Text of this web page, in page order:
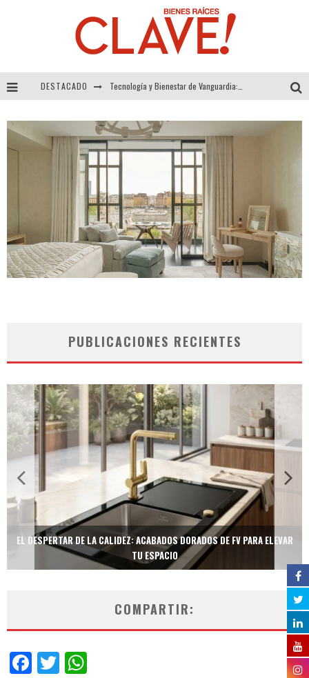
DESTACADO
PUBLICACIONES RECIENTES
EL DESPERTAR DE LA CALIDEZ: ACABADOS DORADOS DE FV PARA ELEVAR
TU ESPACIO
COMPARTIR:
Facebook
Twitter